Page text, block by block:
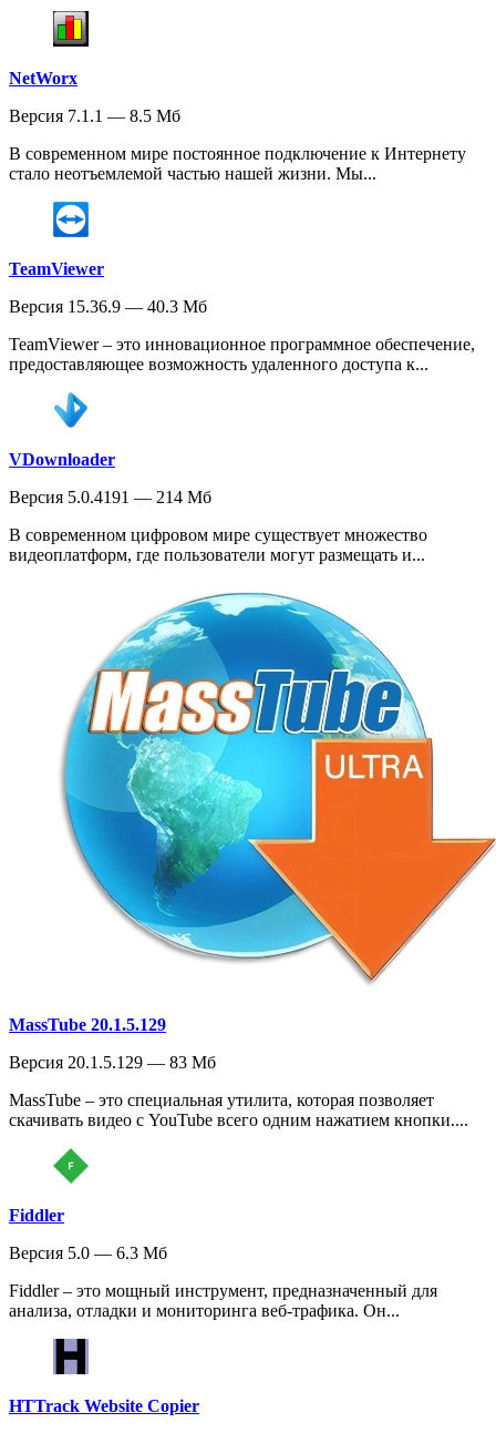
NetWorx
Версия 7.1.1 — 8.5 Мб
В современном мире постоянное подключение к Интернету
стало неотъемлемой частью нашей жизни. Мы...
TeamViewer
Версия 15.36.9 — 40.3 Мб
TeamViewer – это инновационное программное обеспечение,
предоставляющее возможность удаленного доступа к...
VDownloader
Версия 5.0.4191 — 214 Мб
В современном цифровом мире существует множество
видеоплатформ, где пользователи могут размещать и...
MassTube 20.1.5.129
Версия 20.1.5.129 — 83 Мб
MassTube – это специальная утилита, которая позволяет
скачивать видео с YouTube всего одним нажатием кнопки....
Fiddler
Версия 5.0 — 6.3 Мб
Fiddler – это мощный инструмент, предназначенный для
анализа, отладки и мониторинга веб-трафика. Он...
HTTrack Website Copier